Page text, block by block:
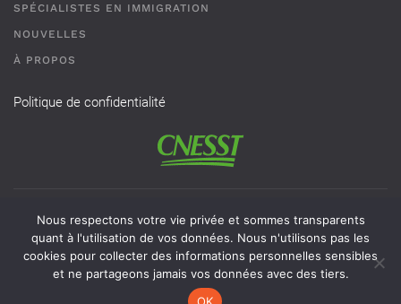
SPÉCIALISTES EN IMMIGRATION
NOUVELLES
À PROPOS
Politique de confidentialité
Permis de recrutement # AR-2101593 - Une agence de
recrutement de travailleurs étrangers temporaires doit
obligatoirement avoir un permis valide délivré par la CNESST
pour exercer ses activités au Québec.
Nous respectons votre vie privée et sommes transparents
quant à l'utilisation de vos données. Nous n'utilisons pas les
cookies pour collecter des informations personnelles sensibles
et ne partageons jamais vos données avec des tiers.
OK